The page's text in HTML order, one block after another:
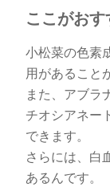
ここがおす
小松菜の色素
用があること
また、アブラ
チオシアネー
できます。
さらには、白
あるんです。